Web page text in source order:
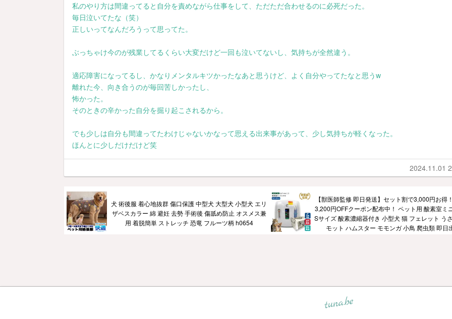
私のやり方は間違ってると自分を責めながら仕事をして、ただただ合わせるのに必死だった。
毎日泣いてたな（笑）
正しいってなんだろうって思ってた。
ぶっちゃけ今のが残業してるくらい大変だけど一回も泣いてないし、気持ちが全然違う。
適応障害になってるし、かなりメンタルキツかったなあと思うけど、よく自分やってたなと思うw
離れた今、向き合うのが毎回苦しかったし、
怖かった。
そのときの辛かった自分を掘り起こされるから。
でも少しは自分も間違ってたわけじゃないかなって思える出来事があって、少し気持ちが軽くなった。
ほんとに少しだけだけど笑
2024.11.01
犬 術後服 着心地抜群 傷口保護 中型犬 大型犬 小型犬 エリ
ザベスカラー 綿 避妊 去勢 手術後 傷舐め防止 オスメス兼
用 着脱簡単 ストレッチ 恐竜 フルーツ柄 h0654
【獣医師監修 即日発送】セット割で3,000円お得
3,200円OFFクーポン配布中！ ペット用 酸素室ミ
Sサイズ 酸素濃縮器付き 小型犬 猫 フェレット う
モット ハムスター モモンガ 小鳥 爬虫類 即日
tuna.be